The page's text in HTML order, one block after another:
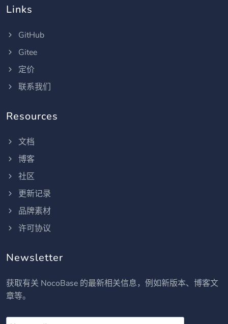
Links
GitHub
Gitee
定价
联系我们
Resources
文档
博客
社区
更新记录
品牌素材
许可协议
Newsletter
获取有关 NocoBase 的最新相关信息，例如新版本、博客文
章等。